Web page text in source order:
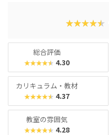
★★★★★
総合評価
★★★★★ 4.30
カリキュラム・教材
★★★★★ 4.37
教室の雰囲気
★★★★★ 4.28